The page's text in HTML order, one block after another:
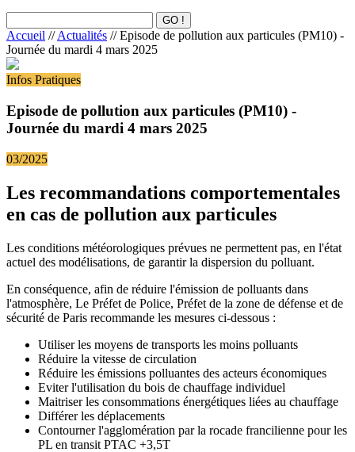
Accueil //Actualités // Episode de pollution aux particules (PM10) -
Journée du mardi 4 mars 2025
Infos Pratiques
Episode de pollution aux particules (PM10) -
Journée du mardi 4 mars 2025
03/2025
Les recommandations comportementales
en cas de pollution aux particules
Les conditions météorologiques prévues ne permettent pas, en l'état
actuel des modélisations, de garantir la dispersion du polluant.
En conséquence, afin de réduire l'émission de polluants dans
l'atmosphère, Le Préfet de Police, Préfet de la zone de défense et de
sécurité de Paris recommande les mesures ci-dessous :
Utiliser les moyens de transports les moins polluants
Réduire la vitesse de circulation
Réduire les émissions polluantes des acteurs économiques
Eviter l'utilisation du bois de chauffage individuel
Maitriser les consommations énergétiques liées au chauffage
Différer les déplacements
Contourner l'agglomération par la rocade francilienne pour les
PL en transit PTAC +3,5T